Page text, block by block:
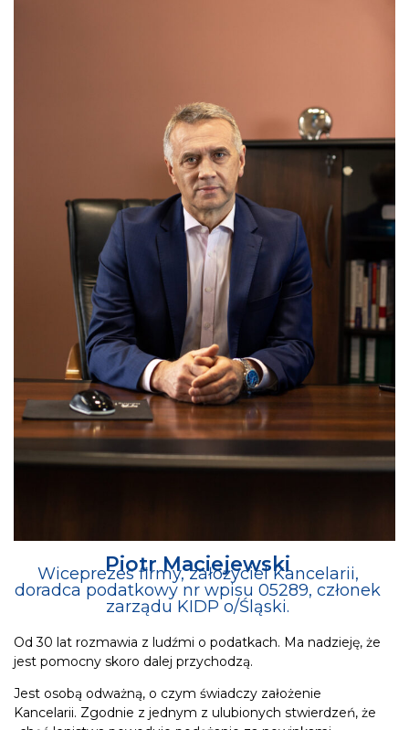
Piotr Maciejewski
Wiceprezes firmy, założyciel Kancelarii,
doradca podatkowy nr wpisu 05289, członek
zarządu KIDP o/Śląski.
Od 30 lat rozmawia z ludźmi o podatkach. Ma nadzieję, że
jest pomocny skoro dalej przychodzą.
Jest osobą odważną, o czym świadczy założenie
Kancelarii. Zgodnie z jednym z ulubionych stwierdzeń, że